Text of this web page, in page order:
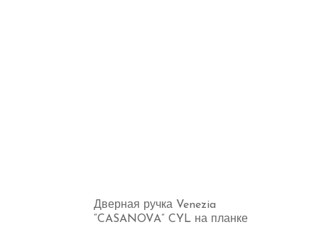
Дверная ручка Venezia
“CASANOVA” CYL на планке